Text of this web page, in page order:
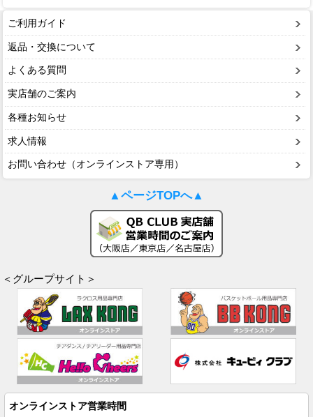
ご利用ガイド
返品・交換について
よくある質問
実店舗のご案内
各種お知らせ
求人情報
お問い合わせ（オンラインストア専用）
▲ページTOPへ▲
＜グループサイト＞
オンラインストア営業時間